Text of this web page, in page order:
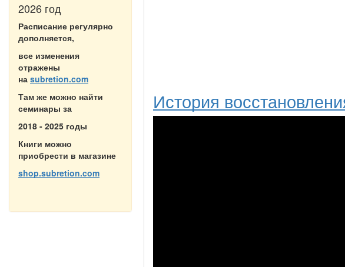
2026 год
Расписание регулярно
дополняется,
все изменения
отражены
на subretion.com
Там же можно найти
семинары за
2018 - 2025 годы
Книги можно
приобрести в магазине
shop.subretion.com
История